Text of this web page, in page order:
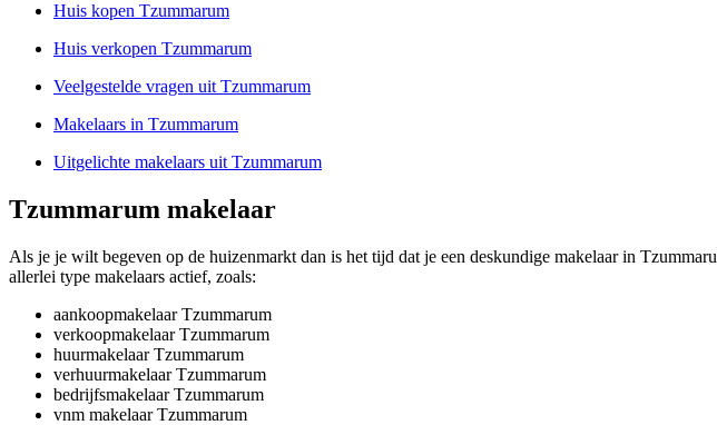
Huis kopen Tzummarum
Huis verkopen Tzummarum
Veelgestelde vragen uit Tzummarum
Makelaars in Tzummarum
Uitgelichte makelaars uit Tzummarum
Tzummarum makelaar
Als je je wilt begeven op de huizenmarkt dan is het tijd dat je een deskundige makelaar in
allerlei type makelaars actief, zoals:
aankoopmakelaar Tzummarum
verkoopmakelaar Tzummarum
huurmakelaar Tzummarum
verhuurmakelaar Tzummarum
bedrijfsmakelaar Tzummarum
vnm makelaar Tzummarum